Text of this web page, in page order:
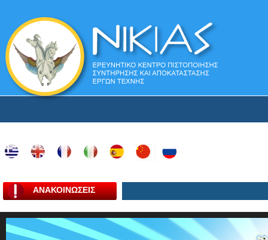
ΑΝΑΚΟΙΝΩΣΕΙΣ